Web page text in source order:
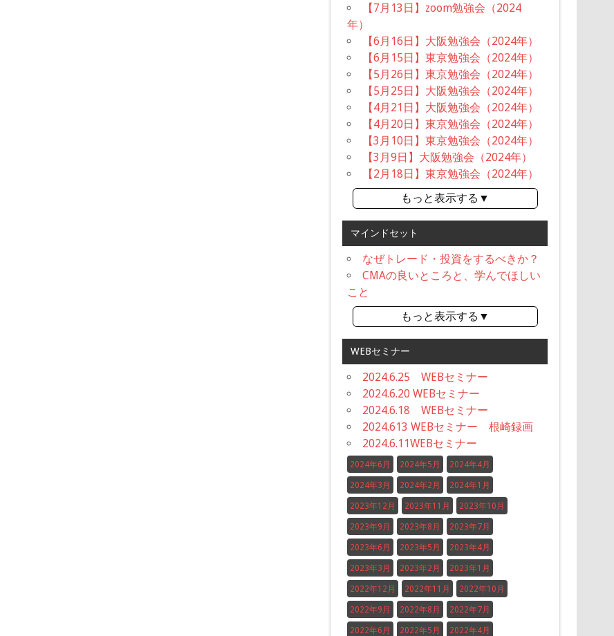
【7月13日】zoom勉強会（2024
年）
【6月16日】大阪勉強会（2024年）
【6月15日】東京勉強会（2024年）
【5月26日】東京勉強会（2024年）
【5月25日】大阪勉強会（2024年）
【4月21日】大阪勉強会（2024年）
【4月20日】東京勉強会（2024年）
【3月10日】東京勉強会（2024年）
【3月9日】大阪勉強会（2024年）
【2月18日】東京勉強会（2024年）
もっと表示する▼
マインドセット
なぜトレード・投資をするべきか？
CMAの良いところと、学んでほしい
こと
もっと表示する▼
WEBセミナー
2024.6.25 WEBセミナー
2024.6.20 WEBセミナー
2024.6.18 WEBセミナー
2024.613 WEBセミナー 根崎録画
2024.6.11WEBセミナー
2024年6月 2024年5月 2024年4月
2024年3月 2024年2月 2024年1月
2023年12月 2023年11月 2023年10月
2023年9月 2023年8月 2023年7月
2023年6月 2023年5月 2023年4月
2023年3月 2023年2月 2023年1月
2022年12月 2022年11月 2022年10月
2022年9月 2022年8月 2022年7月
2022年6月 2022年5月 2022年4月